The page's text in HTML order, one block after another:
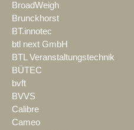
BroadWeigh
Brunckhorst
BT.innotec
btl next GmbH
BTL Veranstaltungstechnik
BÜTEC
bvft
BVVS
Calibre
Cameo